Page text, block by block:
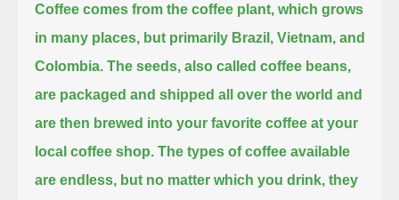
Coffee comes from the coffee plant, which grows
in many places, but primarily Brazil, Vietnam, and
Colombia. The seeds, also called coffee beans,
are packaged and shipped all over the world and
are then brewed into your favorite coffee at your
local coffee shop. The types of coffee available
are endless, but no matter which you drink, they